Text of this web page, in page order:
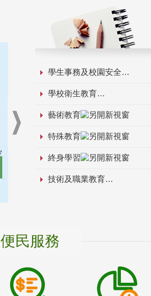
學生事務及校園安全
學校衛生教育
藝術教育
特殊教育
終身學習
技術及職業教育
便民服務